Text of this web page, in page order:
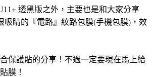
透黑版之外，主要也是和大家分享
吸睛的『電路』紋路包膜(手機包膜)，效
保護貼的分享！不過一定要現在馬上給
膜！